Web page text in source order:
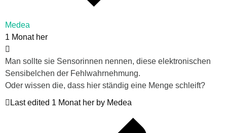
Medea
1 Monat her
Man sollte sie Sensorinnen nennen, diese elektronischen
Sensibelchen der Fehlwahrnehmung.
Oder wissen die, dass hier ständig eine Menge schleift?
Last edited 1 Monat her by Medea